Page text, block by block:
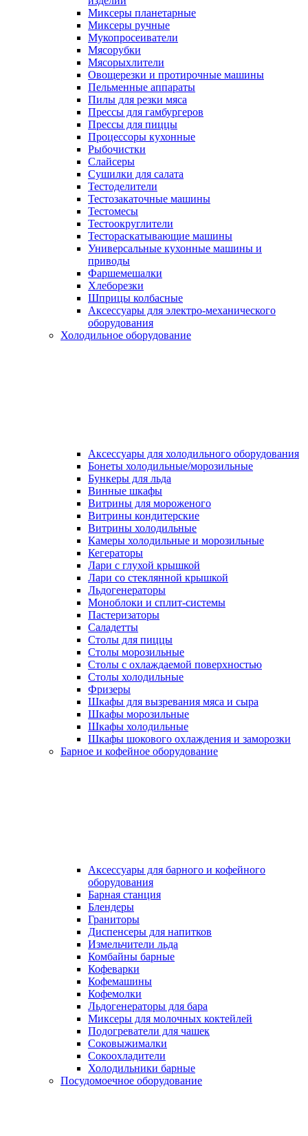
Миксеры планетарные
Миксеры ручные
Мукопросеиватели
Мясорубки
Мясорыхлители
Овощерезки и протирочные машины
Пельменные аппараты
Пилы для резки мяса
Прессы для гамбургеров
Прессы для пиццы
Процессоры кухонные
Рыбочистки
Слайсеры
Сушилки для салата
Тестоделители
Тестозакаточные машины
Тестомесы
Тестоокруглители
Тестораскатывающие машины
Универсальные кухонные машины и
приводы
Фаршемешалки
Хлеборезки
Шприцы колбасные
Аксессуары для электро-механического
оборудования
Холодильное оборудование
Аксессуары для холодильного оборудования
Бонеты холодильные/морозильные
Бункеры для льда
Винные шкафы
Витрины для мороженого
Витрины кондитерские
Витрины холодильные
Камеры холодильные и морозильные
Кегераторы
Лари с глухой крышкой
Лари со стеклянной крышкой
Льдогенераторы
Моноблоки и сплит-системы
Пастеризаторы
Саладетты
Столы для пиццы
Столы морозильные
Столы с охлаждаемой поверхностью
Столы холодильные
Фризеры
Шкафы для вызревания мяса и сыра
Шкафы морозильные
Шкафы холодильные
Шкафы шокового охлаждения и заморозки
Барное и кофейное оборудование
Аксессуары для барного и кофейного
оборудования
Барная станция
Блендеры
Граниторы
Диспенсеры для напитков
Измельчители льда
Комбайны барные
Кофеварки
Кофемашины
Кофемолки
Льдогенераторы для бара
Миксеры для молочных коктейлей
Подогреватели для чашек
Соковыжималки
Сокоохладители
Холодильники барные
Посудомоечное оборудование